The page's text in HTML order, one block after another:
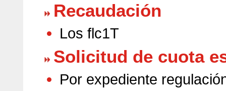
Recaudación
Los flc1T
Solicitud de cuota
Por expediente